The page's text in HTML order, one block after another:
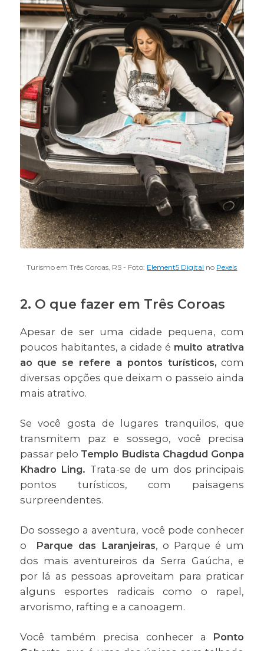
Turismo em Três Coroas, RS - Foto: Element5 Digital no Pexels
2. O que fazer em Três Coroas
Apesar de ser uma cidade pequena, com
poucos habitantes, a cidade é muito atrativa
ao que se refere a pontos turísticos, com
diversas opções que deixam o passeio ainda
mais atrativo.
Se você gosta de lugares tranquilos, que
transmitem paz e sossego, você precisa
passar pelo Templo Budista Chagdud Gonpa
Khadro Ling. Trata-se de um dos principais
pontos turísticos, com paisagens
surpreendentes.
Do sossego a aventura, você pode conhecer
o
Parque das Laranjeiras, o Parque é um
dos mais aventureiros da Serra Gaúcha, e
por lá as pessoas aproveitam para praticar
alguns esportes radicais como o rapel,
arvorismo, rafting e a canoagem.
Você também precisa conhecer a Ponto